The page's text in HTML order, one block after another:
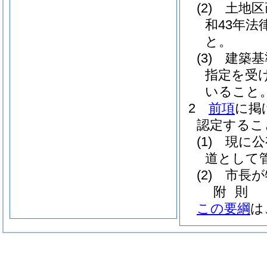
(2)
土地
和43年法
と。
(3)
建築
指定を受
いること
2
前項に掲
認定する
(1)
現に
道として
(2)
市長
附 則
この要綱は